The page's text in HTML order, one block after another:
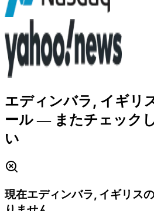
エディンバラ, イギリ
ール ― またチェック
い
現在エディンバラ, イギリス